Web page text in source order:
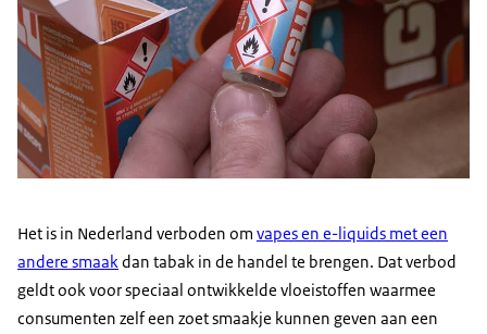
Het is in Nederland verboden om vapes en e-liquids met een
andere smaakdan tabak in de handel te brengen. Dat verbod
geldt ook voor speciaal ontwikkelde vloeistoffen waarmee
consumenten zelf een zoet smaakje kunnen geven aan een